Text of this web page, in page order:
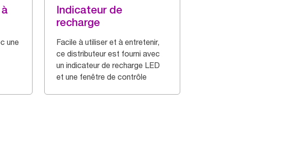
une
Indicateur de
recharge
Facile à utiliser et à entretenir,
ce distributeur est fourni avec
un indicateur de recharge LED
et une fenêtre de contrôle